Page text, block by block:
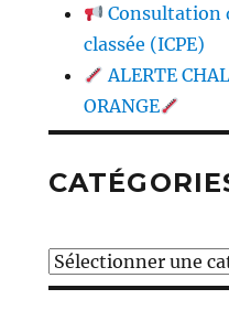
Consultation
classée (ICPE)
ALERTE
ORANGE
Catégories